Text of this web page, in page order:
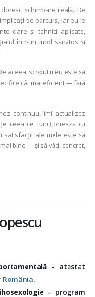
schimbare reală. De
pe parcurs, iar eu le
clare și tehnici aplicate,
într-un mod sănătos și
aceea, scopul meu este să
cât mai eficient — fără
continuu, îmi actualizez
ceea ce funcționează cu
satisfacții ale mele este să
bine — și să văd, concret,
– atestat
România.
– program